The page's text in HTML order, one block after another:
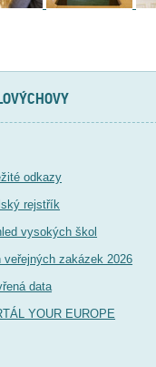
odkazy
rejstřík
vysokých škol
veřejných zakázek 2026
data
YOUR EUROPE